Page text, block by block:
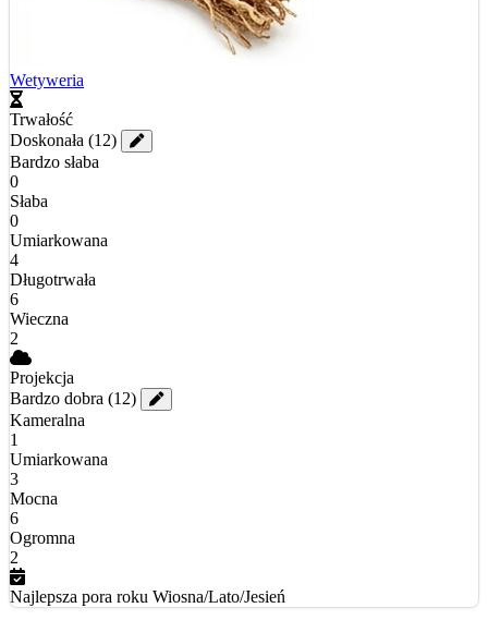
Wetyweria
Trwałość
Doskonała (12)
Bardzo słaba
0
Słaba
0
Umiarkowana
4
Długotrwała
6
Wieczna
2
Projekcja
Bardzo dobra (12)
Kameralna
1
Umiarkowana
3
Mocna
6
Ogromna
2
Najlepsza pora roku Wiosna/Lato/Jesień